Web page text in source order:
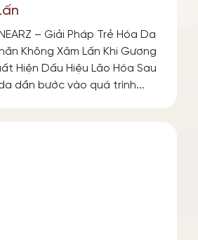
– Giải Pháp Trẻ Hóa Da
Không Xâm Lấn Khi Gương
Hiện Dấu Hiệu Lão Hóa Sau
dần bước vào quá trình...